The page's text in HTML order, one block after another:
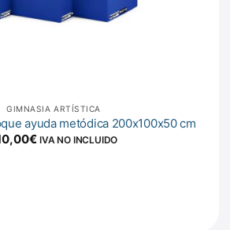
GIMNASIA ARTÍSTICA
ayuda metódica 200x100x50 cm
€ IVA NO INCLUIDO